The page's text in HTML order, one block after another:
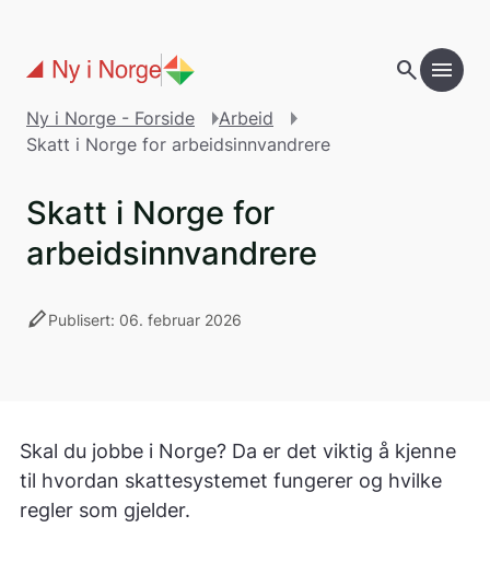
search menu
Ny i Norge - Forside
Arbeid
Skatt i Norge for arbeidsinnvandrere
Skatt i Norge for
arbeidsinnvandrere
stylusPublisert: 06. februar 2026
Skal du jobbe i Norge? Da er det viktig å kjenne
til hvordan skattesystemet fungerer og hvilke
regler som gjelder.